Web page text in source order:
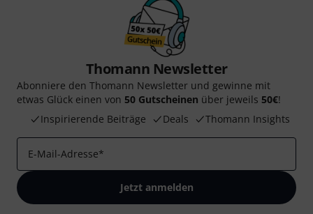
Thomann Newsletter
Abonniere den Thomann Newsletter und gewinne mit
etwas Glück einen von 50 Gutscheinen über jeweils 50€!
Inspirierende Beiträge
Deals Thomann Insights
E-Mail-Adresse*
Jetzt anmelden